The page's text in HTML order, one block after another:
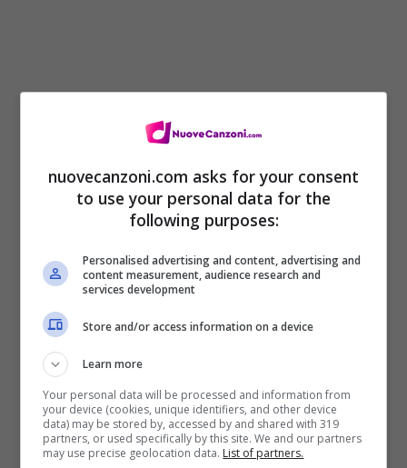
Devo dire grazie solo a me (a me)
Prendo calci e pugni, ma non vado giù (ma
non vado giù)
Per stare lontana dalle donne
Che odiano le donne, donne, donne
Che odiano le donne
Che odiano le donne, che odiano le donne,
donne
nuovecanzoni.com asks for your consent
to use your personal data for the
following purposes:
Personalised advertising and content, advertising and
content measurement, audience research and
services development
Store and/or access information on a device
Learn more
Your personal data will be processed and information from
your device (cookies, unique identifiers, and other device
data) may be stored by, accessed by and shared with 319
partners, or used specifically by this site. We and our partners
may use precise geolocation data. List of partners.